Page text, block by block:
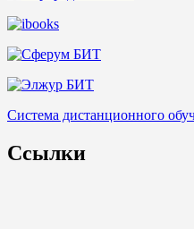
Система дистанционного
Ссылки